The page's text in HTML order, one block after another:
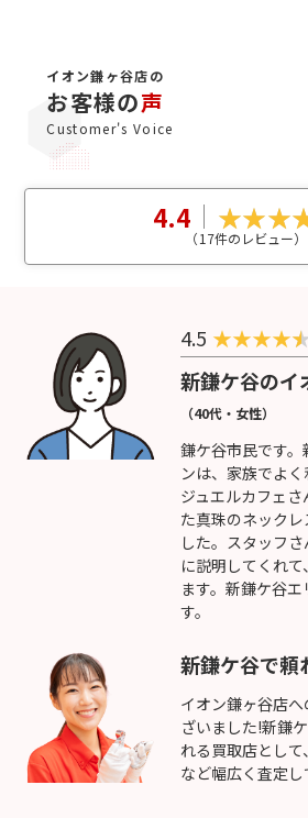
イオン鎌ヶ谷店の
お客様の声
Customer's Voice
4.4
（17件のレビュー）
4.5 ★★★★
新鎌ケ谷のイ
（40代・女性）
鎌ケ谷市民です
ンは、家族でよ
ジュエルカフェ
た真珠のネック
した。スタッフ
に説明してくれ
ます。新鎌ケ谷
す。
新鎌ケ谷で頼
イオン鎌ヶ谷店
ざいました!新鎌
れる買取店とし
など幅広く査定し